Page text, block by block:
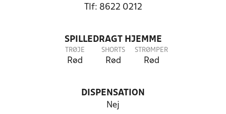
Tlf: 8622 0212
SPILLEDRAGT HJEMME
TRØJE
Rød
SHORTS
Rød
STRØMPER
Rød
DISPENSATION
Nej